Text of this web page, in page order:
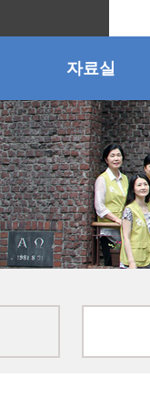
자료실